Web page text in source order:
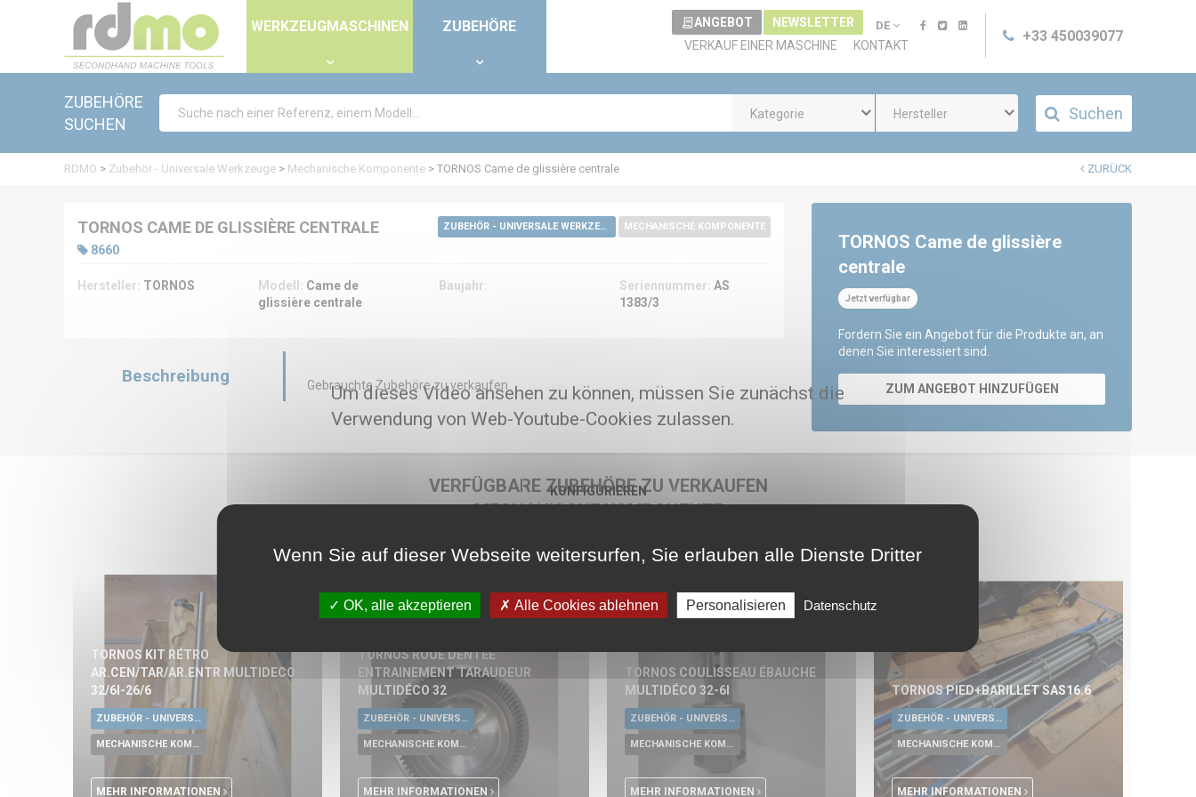
Wenn Sie auf dieser Webseite weitersurfen, Sie erlauben alle Dienste Dritter
OK, alle akzeptieren Alle Cookies ablehnen Personalisieren Datenschutz
WERKZEUGMASCHINEN ZUBEHÖRE
+33 450039077
ANGEBOT NEWSLETTER DE
VERKAUF EINER MASCHINE KONTAKT
ZUBEHÖRE
SUCHEN
Kategorie Hersteller Suchen
ZURÜCK
RDMO > Zubehör - Universale Werkzeuge > Mechanische Komponente > TORNOS Came de glissière centrale
TORNOS CAME DE GLISSIÈRE CENTRALE ZUBEHÖR - UNIVERSALE WERKZEUGE MECHANISCHE KOMPONENTE
8660
Hersteller: TORNOS Modell: Came de
glissière centrale
Baujahr: Seriennummer: AS
1383/3
Beschreibung Gebrauchte Zubehöre zu verkaufen
TORNOS Came de glissière
centrale
Jetzt verfügbar
Fordern Sie ein Angebot für die Produkte an, an
denen Sie interessiert sind.
ZUM ANGEBOT HINZUFÜGEN
Um dieses Video ansehen zu können, müssen Sie zunächst die
Verwendung von Web-Youtube-Cookies zulassen.
KONFIGURIEREN
VERFÜGBARE ZUBEHÖRE ZU VERKAUFEN
MECHANISCHE KOMPONENTE
TORNOS KIT RÉTRO
AR.CEN/TAR/AR.ENTR MULTIDECO
32/6I-26/6
ZUBEHÖR - UNIVERSALE WERKZEUGE
MECHANISCHE KOMPONENTE
MEHR INFORMATIONEN
TORNOS ROUE DENTÉE
ENTRAINEMENT TARAUDEUR
MULTIDÉCO 32
ZUBEHÖR - UNIVERSALE WERKZEUGE
MECHANISCHE KOMPONENTE
MEHR INFORMATIONEN
TORNOS COULISSEAU ÉBAUCHE
MULTIDÉCO 32-6I
ZUBEHÖR - UNIVERSALE WERKZEUGE
MECHANISCHE KOMPONENTE
MEHR INFORMATIONEN
TORNOS PIED+BARILLET SAS16.6
ZUBEHÖR - UNIVERSALE WERKZEUGE
MECHANISCHE KOMPONENTE
MEHR INFORMATIONEN